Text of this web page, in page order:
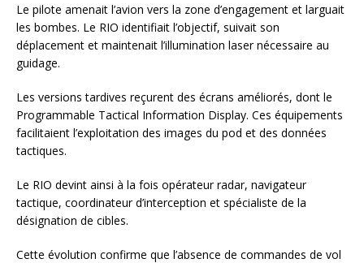
Le pilote amenait l’avion vers la zone d’engagement et larguait
les bombes. Le RIO identifiait l’objectif, suivait son
déplacement et maintenait l’illumination laser nécessaire au
guidage.
Les versions tardives reçurent des écrans améliorés, dont le
Programmable Tactical Information Display. Ces équipements
facilitaient l’exploitation des images du pod et des données
tactiques.
Le RIO devint ainsi à la fois opérateur radar, navigateur
tactique, coordinateur d’interception et spécialiste de la
désignation de cibles.
Cette évolution confirme que l’absence de commandes de vol